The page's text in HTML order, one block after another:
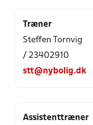
Træner
Steffen Tornvig
/ 23402910
stt@nybolig.dk
Assistenttræner